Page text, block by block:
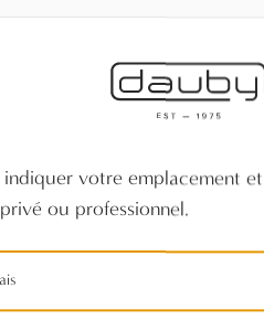
indiquer votre emplacement
ou professionnel.